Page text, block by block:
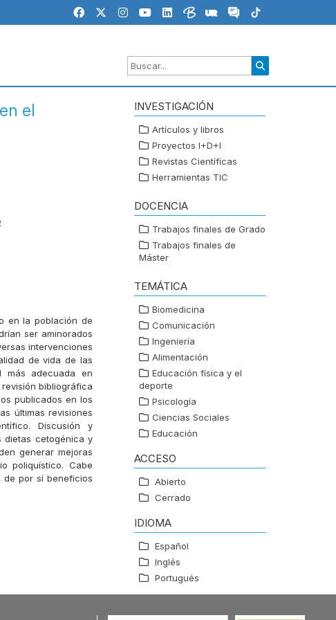
el
en la población de
ser aminorados
intervenciones
de vida de las
más adecuada en
bibliográfica
publicados en los
últimas revisiones
Discusión y
dietas cetogénica y
generar mejoras
poliquístico. Cabe
de por sí beneficios
INVESTIGACIÓN
Artículos y libros
Proyectos I+D+I
Revistas Científicas
Herramientas TIC
DOCENCIA
Trabajos finales de Grado
Trabajos finales de
Máster
TEMÁTICA
Biomedicina
Comunicación
Ingeniería
Alimentación
Educación física y el
deporte
Psicología
Ciencias Sociales
Educación
ACCESO
Abierto
Cerrado
IDIOMA
Español
Inglés
Portugués